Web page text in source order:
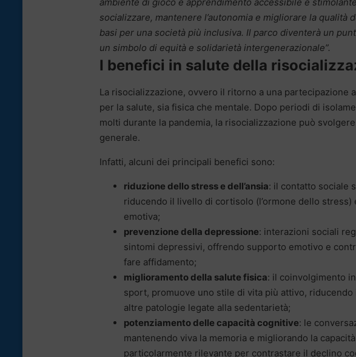
socializzare, mantenere l’autonomia e migliorare la qualità
basi per una società più inclusiva. Il parco diventerà un
un simbolo di equità e solidarietà intergenerazionale”.
I benefici in salute della
La risocializzazione, ovvero il ritorno a una partecipazione
per la salute, sia fisica che mentale. Dopo periodi di
molti durante la pandemia, la risocializzazione può
generale.
Infatti, alcuni dei principali benefici sono:
riduzione dello stress e dell’ansia: il contatto sociale
riducendo il livello di cortisolo (l’ormone dello
emotiva;
prevenzione della depressione: interazioni sociali
sintomi depressivi, offrendo supporto emotivo e
fare affidamento;
miglioramento della salute fisica: il coinvolgimento
sport, promuove uno stile di vita più attivo,
altre patologie legate alla sedentarietà;
potenziamento delle capacità cognitive: le
mantenendo viva la memoria e migliorando la
particolarmente rilevante per contrastare il declino